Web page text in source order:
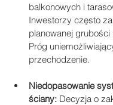
balkonowych i
Inwestorzy często
planowanej grubości
Próg
przechodzenie.
Niedopasowanie
ściany: Decyzja o